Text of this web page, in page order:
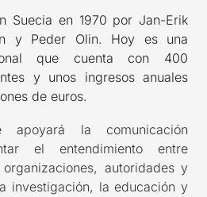
Suecia en 1970 por Jan-Erik
y Peder Olin. Hoy es una
que cuenta con 400
y unos ingresos anuales
de euros.
apoyará la comunicación
el entendimiento entre
autoridades y
investigación, la educación y